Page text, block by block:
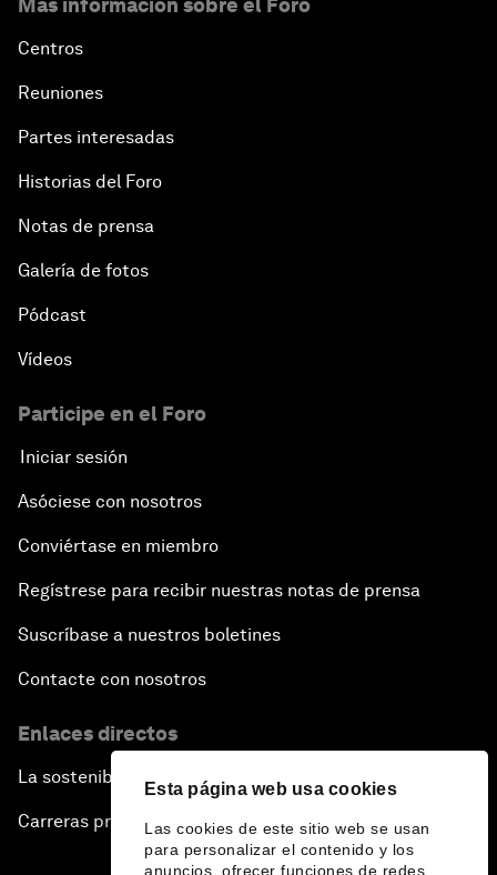
Esta página web usa cookies
Las cookies de este sitio web se usan
para personalizar el contenido y los
anuncios, ofrecer funciones de redes
Más información sobre el Foro
Centros
Reuniones
Partes interesadas
Historias del Foro
Notas de prensa
Galería de fotos
Pódcast
Vídeos
Participe en el Foro
Iniciar sesión
Asóciese con nosotros
Conviértase en miembro
Regístrese para recibir nuestras notas de prensa
Suscríbase a nuestros boletines
Contacte con nosotros
Enlaces directos
La sostenibilidad en el Foro
Carreras profesionales